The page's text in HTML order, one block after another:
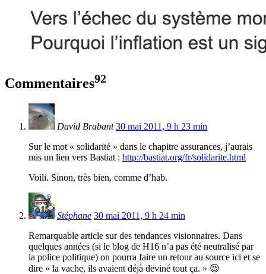
Commentaires92
David Brabant 30 mai 2011, 9 h 23 min
Sur le mot « solidarité » dans le chapitre assurances, j’aurais
mis un lien vers Bastiat : http://bastiat.org/fr/solidarite.html
Voili. Sinon, très bien, comme d’hab.
Stéphane 30 mai 2011, 9 h 24 min
Remarquable article sur des tendances visionnaires. Dans
quelques années (si le blog de H16 n’a pas été neutralisé par
la police politique) on pourra faire un retour au source ici et se
dire « la vache, ils avaient déjà deviné tout ça. » 😉